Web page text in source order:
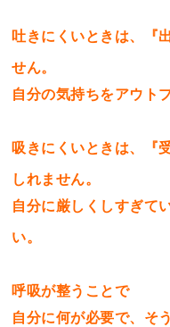
吐きにくいときは、『
せん。
自分の気持ちをアウト
吸きにくいときは、『
しれません。
自分に厳しくしすぎて
い。
呼吸が整うことで
自分に何が必要で、そ